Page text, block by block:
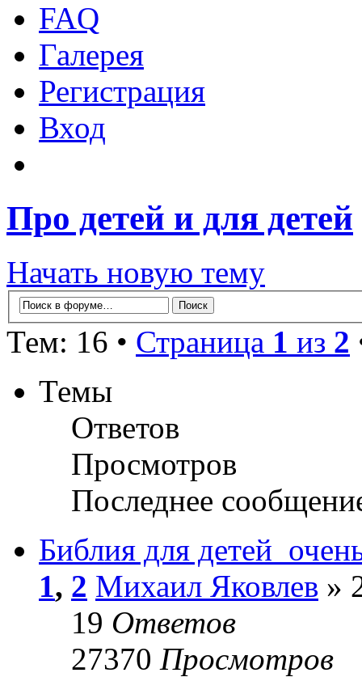
FAQ
Галерея
Регистрация
Вход
Про детей и для детей
Начать новую тему
Тем: 16 • Страница 1 из 2
Темы
Ответов
Просмотров
Последнее
Библия для
1, 2 Михаил Яковлев »
19 Ответов
27370 Просмотров